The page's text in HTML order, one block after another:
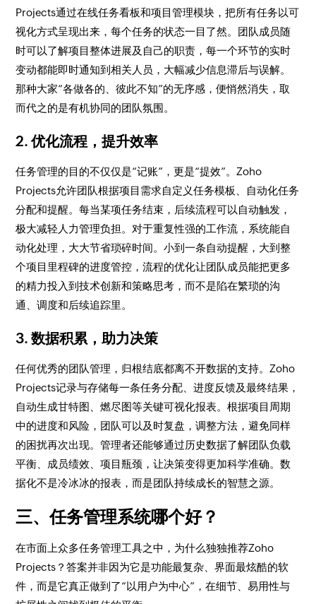
Projects通过在线任务看板和项目管理模块，把所有任务以可
视化方式呈现出来，每个任务的状态一目了然。团队成员随
时可以了解项目整体进展及自己的职责，每一个环节的实时
变动都能即时通知到相关人员，大幅减少信息滞后与误解。
那种大家“各做各的、彼此不知”的无序感，便悄然消失，取
而代之的是有机协同的团队氛围。
2. 优化流程，提升效率
任务管理的目的不仅仅是“记账”，更是“提效”。Zoho
Projects允许团队根据项目需求自定义任务模板、自动化任务
分配和提醒。每当某项任务结束，后续流程可以自动触发，
极大减轻人力管理负担。对于重复性强的工作流，系统能自
动化处理，大大节省琐碎时间。小到一条自动提醒，大到整
个项目里程碑的进度管控，流程的优化让团队成员能把更多
的精力投入到技术创新和策略思考，而不是陷在繁琐的沟
通、调度和后续追踪里。
3. 数据积累，助力决策
任何优秀的团队管理，归根结底都离不开数据的支持。Zoho
Projects记录与存储每一条任务分配、进度反馈及最终结果，
自动生成甘特图、燃尽图等关键可视化报表。根据项目周期
中的进度和风险，团队可以及时复盘，调整方法，避免同样
的困扰再次出现。管理者还能够通过历史数据了解团队负载
平衡、成员绩效、项目瓶颈，让决策变得更加科学准确。数
据化不是冷冰冰的报表，而是团队持续成长的智慧之源。
三、任务管理系统哪个好？
在市面上众多任务管理工具之中，为什么独独推荐Zoho
Projects？答案并非因为它是功能最复杂、界面最炫酷的软
件，而是它真正做到了“以用户为中心”，在细节、易用性与